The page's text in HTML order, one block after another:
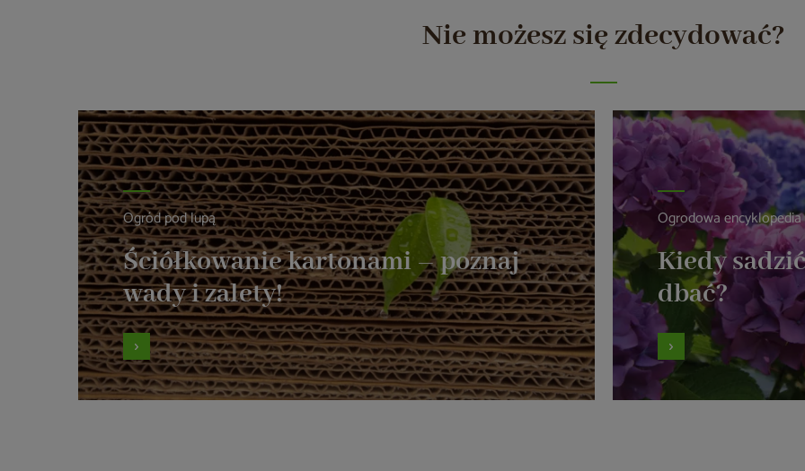
Nie możesz się zdecydować?
Ogród pod lupą
Ściółkowanie kartonami – poznaj
wady i zalety!
Ogrodowa encyklopedia
Kiedy
dbać?